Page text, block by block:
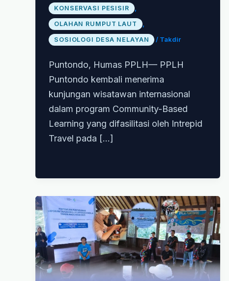
KONSERVASI PESISIR ,
OLAHAN RUMPUT LAUT ,
SOSIOLOGI DESA NELAYAN / Takdir
Puntondo, Humas PPLH— PPLH
Puntondo kembali menerima
kunjungan wisatawan internasional
dalam program Community-Based
Learning yang difasilitasi oleh Intrepid
Travel pada […]